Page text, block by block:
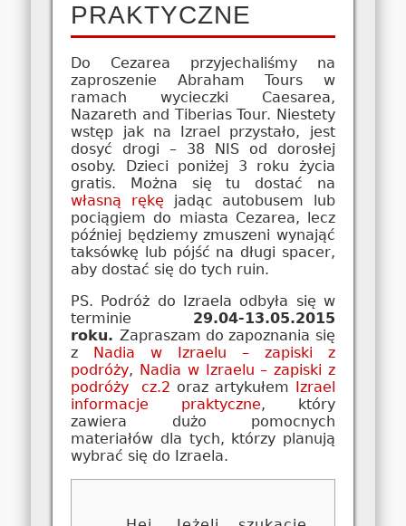
PRAKTYCZNE
Do Cezarea przyjechaliśmy na
zaproszenie Abraham Tours w
ramach wycieczki Caesarea,
Nazareth and Tiberias Tour. Niestety
wstęp jak na Izrael przystało, jest
dosyć drogi – 38 NIS od dorosłej
osoby. Dzieci poniżej 3 roku życia
gratis. Można się tu dostać na
własną rękę jadąc autobusem lub
pociągiem do miasta Cezarea, lecz
później będziemy zmuszeni wynająć
taksówkę lub pójść na długi spacer,
aby dostać się do tych ruin.
PS. Podróż do Izraela odbyła się w
terminie 29.04-13.05.2015
roku. Zapraszam do zapoznania się
z
Nadia w Izraelu – zapiski z
podróży, Nadia w Izraelu – zapiski z
podróży cz.2 oraz artykułem
Izrael
informacje praktyczne, który
zawiera dużo pomocnych
materiałów dla tych, którzy planują
wybrać się do Izraela.